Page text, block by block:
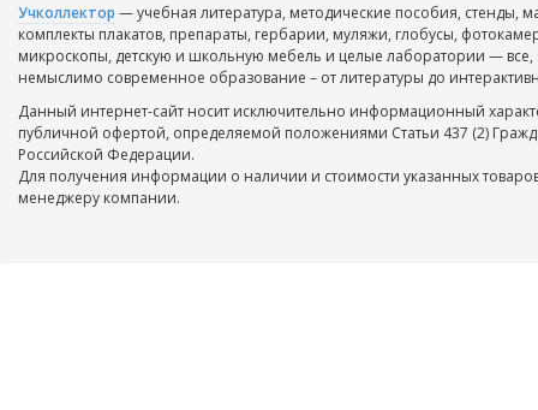
Учколлектор — учебная литература, методические пособия, стенды,
комплекты плакатов, препараты, гербарии, муляжи, глобусы,
микроскопы, детскую и школьную мебель и целые лаборатории — все,
немыслимо современное образование – от литературы до
Данный интернет-сайт носит исключительно информационный
публичной офертой, определяемой положениями Статьи 437 (2)
Российской Федерации.
Для получения информации о наличии и стоимости указанных
менеджеру компании.